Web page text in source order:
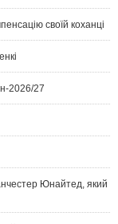
своїй коханці
2026/27
Юнайтед, який